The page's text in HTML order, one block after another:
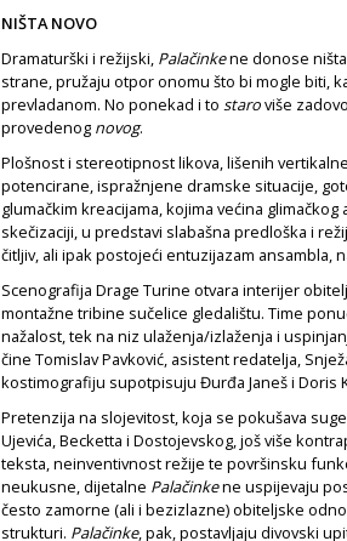
NIŠTA NOVO
Dramaturški i režijski, Palačinkene donose
strane, pružaju otpor onomu što bi mogle biti,
prevladanom. No ponekad i to staroviše
provedenog novog.
Plošnost i stereotipnost likova, lišenih
potencirane, ispražnjene dramske situacije,
glumačkim kreacijama, kojima većina
skečizaciji, u predstavi slabašna predloška i
čitljiv, ali ipak postojeći entuzijazam ansambla,
Scenografija Drage Turine otvara interijer
montažne tribine sučelice gledalištu. Time
nažalost, tek na niz ulaženja/izlaženja i
čine Tomislav Pavković, asistent redatelja,
kostimografiju supotpisuju Đurđa Janeš i Doris
Pretenzija na slojevitost, koja se pokušava
Ujevića, Becketta i Dostojevskog, još više
teksta, neinventivnost režije te površinsku
neukusne, dijetalne Palačinkene uspijevaju
često zamorne (ali i bezizlazne) obiteljske
strukturi. Palačinke, pak, postavljaju divovski